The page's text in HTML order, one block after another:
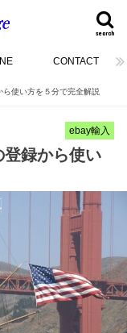
search
CONTACT
ら使い方を５分で完全解説
ebay輸入
登録から使い